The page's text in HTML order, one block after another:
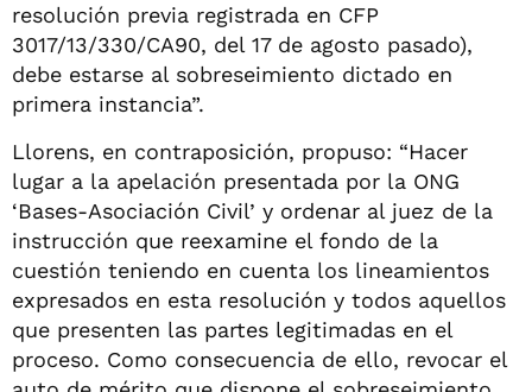
resolución previa registrada en CFP
3017/13/330/CA90, del 17 de agosto pasado),
debe estarse al sobreseimiento dictado en
primera instancia”.
Llorens, en contraposición, propuso: “Hacer
lugar a la apelación presentada por la ONG
‘Bases-Asociación Civil’ y ordenar al juez de la
instrucción que reexamine el fondo de la
cuestión teniendo en cuenta los lineamientos
expresados en esta resolución y todos aquellos
que presenten las partes legitimadas en el
proceso. Como consecuencia de ello, revocar el